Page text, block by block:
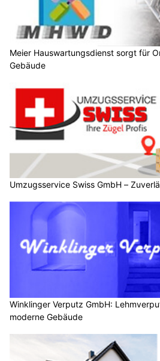
Meier Hauswartungsdienst sorgt für
Gebäude
Umzugsservice Swiss GmbH –
Winklinger Verputz GmbH:
moderne Gebäude